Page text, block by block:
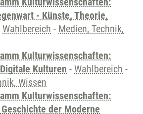
- Künste, Theorie,
Wahlbereich - Medien, Technik,
Kulturwissenschaften:
Kulturen - Wahlbereich -
Wissen
Kulturwissenschaften:
der Moderne